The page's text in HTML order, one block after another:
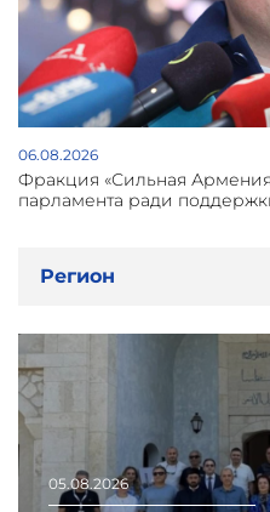
06.08.2026
Фракция «Сильная
парламента ради
Регион
05.08.2026